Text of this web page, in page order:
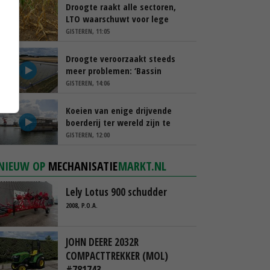
Droogte raakt alle sectoren,
LTO waarschuwt voor lege
schappen
GISTEREN, 11:05
Droogte veroorzaakt steeds
meer problemen: ‘Bassin
afgelopen week al leeg’
GISTEREN, 14:06
Koeien van enige drijvende
boerderij ter wereld zijn te
koop
GISTEREN, 12:00
OP MECHANISATIEMARKT.NL
Lely Lotus 900 schudder
2008, P.O.A.
JOHN DEERE 2032R
COMPACTTREKKER (MOL)